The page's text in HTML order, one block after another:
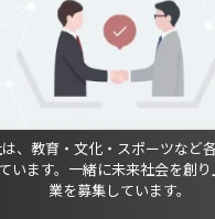
、教育・文化・スポーツなど
います。一緒に未来社会を創
業を募集しています。